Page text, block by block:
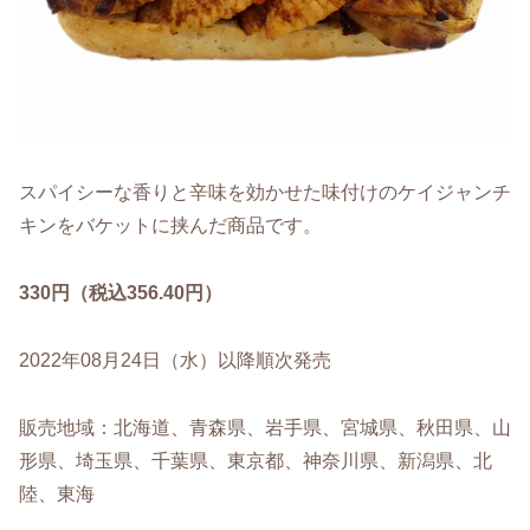
スパイシーな香りと辛味を効かせた味付けのケイジャンチ
キンをバケットに挟んだ商品です。
330円（税込356.40円）
2022年08月24日（水）以降順次発売
販売地域：北海道、青森県、岩手県、宮城県、秋田県、山
形県、埼玉県、千葉県、東京都、神奈川県、新潟県、北
陸、東海